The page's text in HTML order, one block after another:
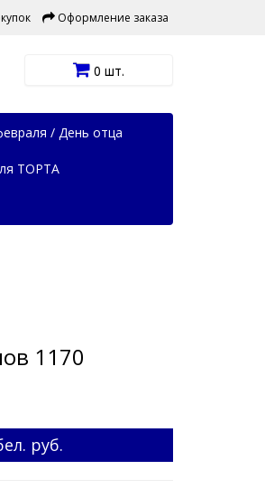
Оформление заказа
0 шт.
/ День отца
ТОРТА
1170
руб.